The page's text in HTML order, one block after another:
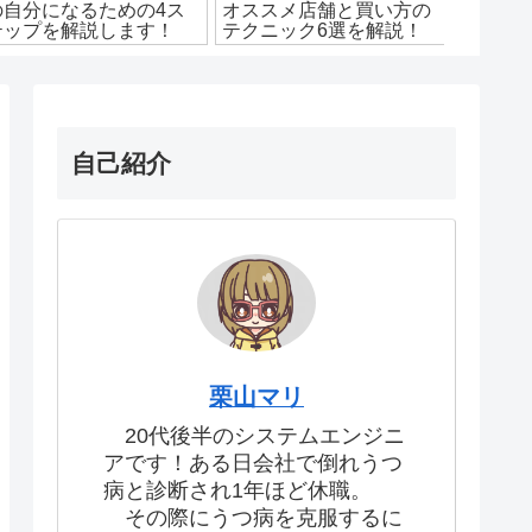
自分になるための4ス
プを解説します！
オススメ店舗と買い方の
テクニック6選を解説！
自己紹介
栗山マリ
20代後半のシステムエンジニ
アです！ある日会社で倒れうつ
病と診断され1年ほど休職。
その際にうつ病を克服するに